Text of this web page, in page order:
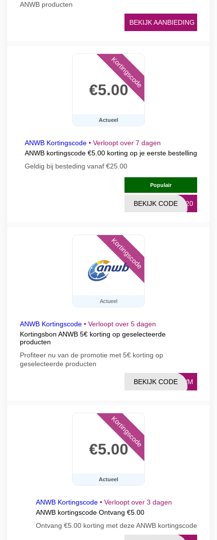
ANWB producten
BEKIJK AANBIEDING
€5.00
Actueel
Kortingscode
ANWB Kortingscode • Verloopt over 7 dagen
ANWB kortingscode €5.00 korting op je eerste bestelling
Geldig bij besteding vanaf €25.00
Populair
2820
BEKIJK CODE
Actueel
Kortingscode
ANWB Kortingscode • Verloopt over 5 dagen
Kortingsbon ANWB 5€ korting op geselecteerde
producten
Profiteer nu van de promotie met 5€ korting op
geselecteerde producten
4FVM
BEKIJK CODE
€5.00
Actueel
Kortingscode
ANWB Kortingscode • Verloopt over 3 dagen
ANWB kortingscode Ontvang €5.00
Ontvang €5.00 korting met deze ANWB kortingscode